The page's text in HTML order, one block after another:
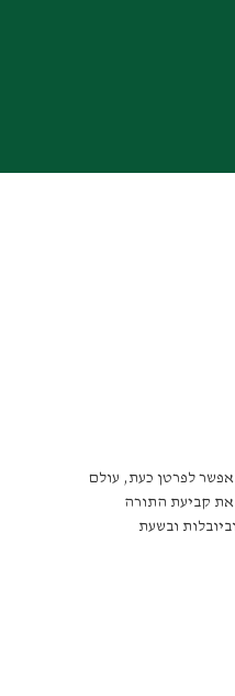
לפרטן כעת, עולם
קביעת התורה
ובשעת